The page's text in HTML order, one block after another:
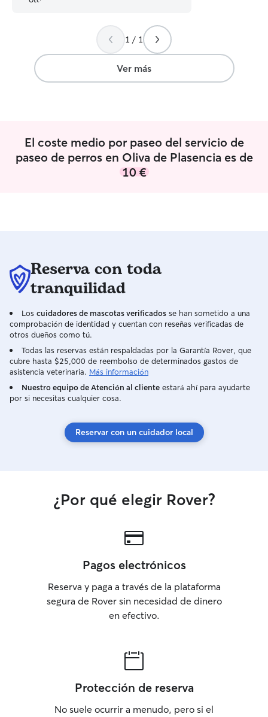
1 / 1
Ver más
El coste medio por paseo del servicio de
paseo de perros en Oliva de Plasencia es de
10 €
Reserva con toda
tranquilidad
Los cuidadores de mascotas verificados se han sometido a una
comprobación de identidad y cuentan con reseñas verificadas de
otros dueños como tú.
Todas las reservas están respaldadas por la Garantía Rover, que
cubre hasta $25,000 de reembolso de determinados gastos de
asistencia veterinaria. Más información
Nuestro equipo de Atención al cliente estará ahí para ayudarte
por si necesitas cualquier cosa.
Reservar con un cuidador local
¿Por qué elegir Rover?
Pagos electrónicos
Reserva y paga a través de la plataforma
segura de Rover sin necesidad de dinero
en efectivo.
Protección de reserva
No suele ocurrir a menudo, pero si el